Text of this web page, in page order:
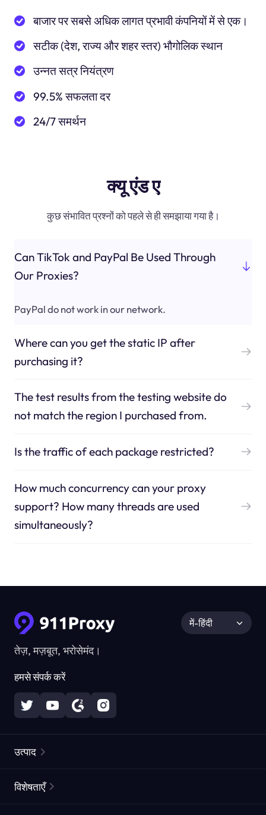
बाजार पर सबसे अधिक लागत प्रभावी कंपनियों में से एक।
सटीक (देश, राज्य और शहर स्तर) भौगोलिक स्थान
उन्नत सत्र नियंत्रण
99.5% सफलता दर
24/7 समर्थन
क्यू एंड ए
कुछ संभावित प्रश्नों को पहले से ही समझाया गया है।
Can TikTok and PayPal Be Used Through
Our Proxies?
PayPal do not work in our network.
Where can you get the static IP after
purchasing it?
The test results from the testing website do
not match the region I purchased from.
Is the traffic of each package restricted?
How much concurrency can your proxy
support? How many threads are used
simultaneously?
तेज़, मज़बूत, भरोसेमंद।
हमसे संपर्क करें
में-हिंदी
उत्पाद
विशेषताएँ